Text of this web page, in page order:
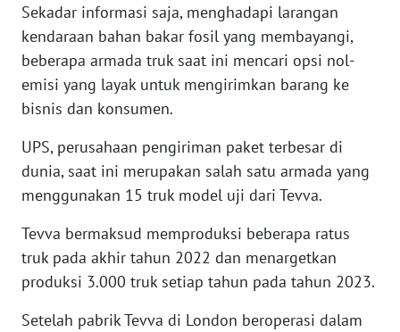
Sekadar informasi saja, menghadapi larangan
kendaraan bahan bakar fosil yang membayangi,
beberapa armada truk saat ini mencari opsi nol-
emisi yang layak untuk mengirimkan barang ke
bisnis dan konsumen.
UPS, perusahaan pengiriman paket terbesar di
dunia, saat ini merupakan salah satu armada yang
menggunakan 15 truk model uji dari Tevva.
Tevva bermaksud memproduksi beberapa ratus
truk pada akhir tahun 2022 dan menargetkan
produksi 3.000 truk setiap tahun pada tahun 2023.
Setelah pabrik Tevva di London beroperasi dalam
SERAMBI
WN
JAMBI
SULTRA
WN
NTB
WN
SULTENG
WN